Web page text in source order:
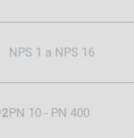
NPS 1 a NPS 16
PN 10 - PN 400